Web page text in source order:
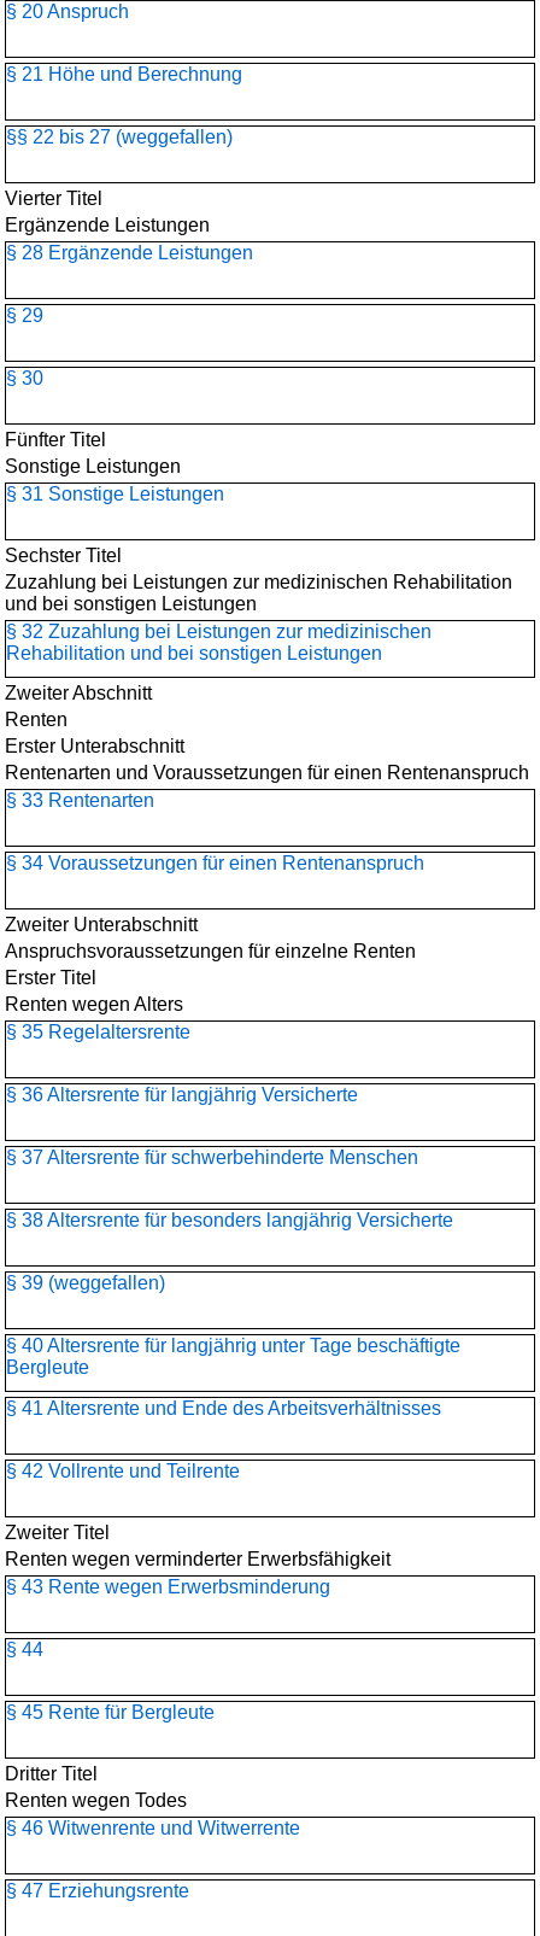
§ 20 Anspruch
§ 21 Höhe und Berechnung
§§ 22 bis 27 (weggefallen)
Vierter Titel
Ergänzende Leistungen
§ 28 Ergänzende Leistungen
§ 29
§ 30
Fünfter Titel
Sonstige Leistungen
§ 31 Sonstige Leistungen
Sechster Titel
Zuzahlung bei Leistungen zur medizinischen Rehabilitation
und bei sonstigen Leistungen
§ 32 Zuzahlung bei Leistungen zur medizinischen
Rehabilitation und bei sonstigen Leistungen
Zweiter Abschnitt
Renten
Erster Unterabschnitt
Rentenarten und Voraussetzungen für einen Rentenanspruch
§ 33 Rentenarten
§ 34 Voraussetzungen für einen Rentenanspruch
Zweiter Unterabschnitt
Anspruchsvoraussetzungen für einzelne Renten
Erster Titel
Renten wegen Alters
§ 35 Regelaltersrente
§ 36 Altersrente für langjährig Versicherte
§ 37 Altersrente für schwerbehinderte Menschen
§ 38 Altersrente für besonders langjährig Versicherte
§ 39 (weggefallen)
§ 40 Altersrente für langjährig unter Tage beschäftigte
Bergleute
§ 41 Altersrente und Ende des Arbeitsverhältnisses
§ 42 Vollrente und Teilrente
Zweiter Titel
Renten wegen verminderter Erwerbsfähigkeit
§ 43 Rente wegen Erwerbsminderung
§ 44
§ 45 Rente für Bergleute
Dritter Titel
Renten wegen Todes
§ 46 Witwenrente und Witwerrente
§ 47 Erziehungsrente